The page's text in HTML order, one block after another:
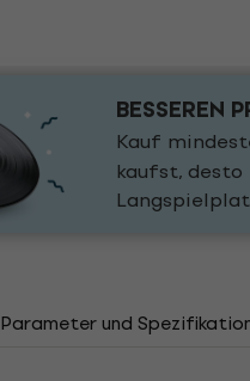
BESSEREN
Kauf
kaufst,
Parameter und